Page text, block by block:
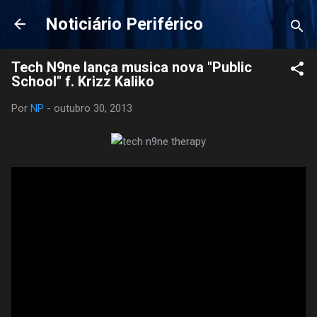
Pular para o conteúdo principal
Noticiário Periférico
Tech N9ne lança musica nova "Public
School" f. Krizz Kaliko
Por NP - outubro 30, 2013